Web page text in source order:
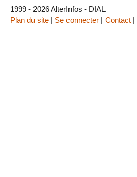
1999 - 2026 AlterInfos - DIAL
Plan du site | Se connecter | Contact |